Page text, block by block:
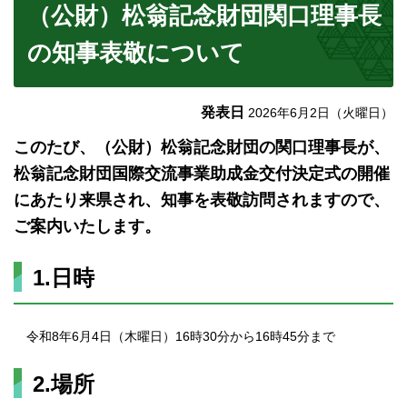
（公財）松翁記念財団関口理事長
の知事表敬について
発表日 2026年6月2日（火曜日）
このたび、（公財）松翁記念財団の関口理事長が、
松翁記念財団国際交流事業助成金交付決定式の開催
にあたり来県され、知事を表敬訪問されますので、
ご案内いたします。
1.日時
令和8年6月4日（木曜日）16時30分から16時45分まで
2.場所